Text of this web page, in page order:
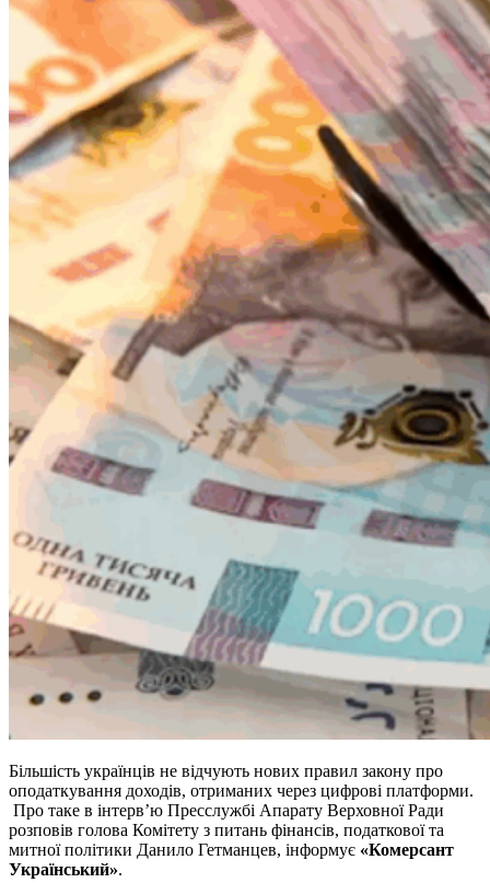
Більшість українців не відчують нових правил закону про
оподаткування доходів, отриманих через цифрові платформи.
Про таке в інтерв’ю Пресслужбі Апарату Верховної Ради
розповів голова Комітету з питань фінансів, податкової та
митної політики Данило Гетманцев, інформує «Комерсант
Український».